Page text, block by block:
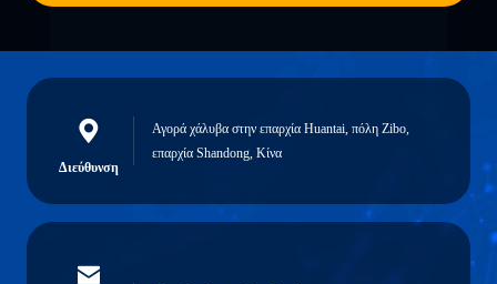
Διεύθυνση
Αγορά χάλυβα στην επαρχία Huantai, πόλη Zibo,
επαρχία Shandong, Κίνα